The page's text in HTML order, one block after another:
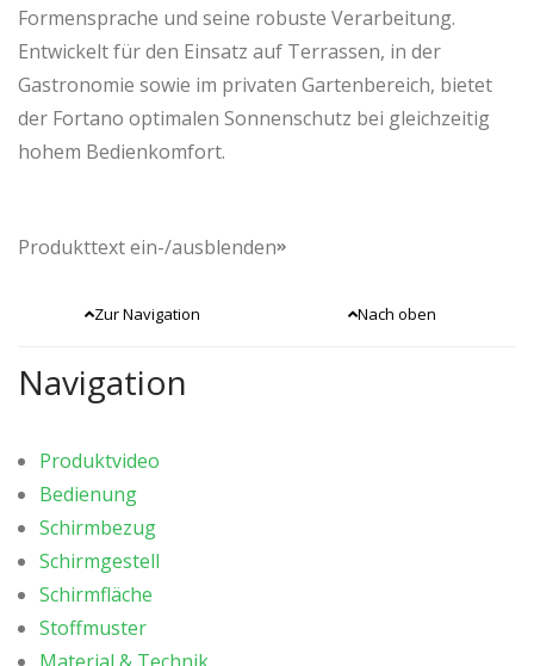
Formensprache und seine robuste Verarbeitung.
Entwickelt für den Einsatz auf Terrassen, in der
Gastronomie sowie im privaten Gartenbereich, bietet
der Fortano optimalen Sonnenschutz bei gleichzeitig
hohem Bedienkomfort.
Produkttext ein-/ausblenden
seitlich versetzten Schirmdach ermöglicht der Fortano
Die raffinierte Konstruktion erlaubt eine freie
Weg steht. Dank der leichtgängigen
lässt sich der Schirm mühelos öffnen und schliessen.
Mit seiner robusten Konstruktionsweise und flachen
Überdachung wurde
Linie, speziell für die Verwendung an windexponierten
Standorten konzipiert. Mit einer festen
Zur Navigation Nach oben
Navigation
Produktvideo
Bedienung
Schirmbezug
Schirmgestell
Schirmfläche
Stoffmuster